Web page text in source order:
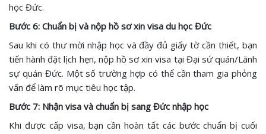
học Đức.
Bước 6: Chuẩn bị và nộp hồ sơ xin visa du học Đức
Sau khi có thư mời nhập học và đầy đủ giấy tờ cần thiết, bạn
tiến hành đặt lịch hẹn, nộp hồ sơ xin visa tại Đại sứ quán/Lãnh
sự quán Đức. Một số trường hợp có thể cần tham gia phỏng
vấn để làm rõ mục tiêu học tập.
Bước 7: Nhận visa và chuẩn bị sang Đức nhập học
Khi được cấp visa, bạn cần hoàn tất các bước chuẩn bị cuối